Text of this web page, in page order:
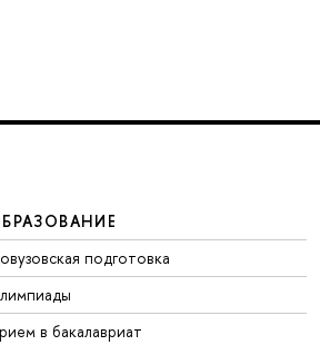
подготовка
в бакалавриат